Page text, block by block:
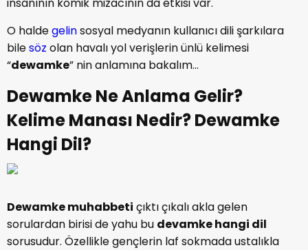
O haldegelinsosyal medyanın kullanıcı dili şarkılara
bilesöz olan havalı yol verişlerin ünlü kelimesi
“dewamke” nin anlamına bakalım...
Dewamke Ne Anlama Gelir?
Kelime Manası Nedir? Dewamke
Hangi Dil?
Dewamke muhabbeti çıktı çıkalı akla gelen
sorulardan birisi de yahu bu devamke hangi dil
sorusudur. Özellikle gençlerin laf sokmada ustalıkla